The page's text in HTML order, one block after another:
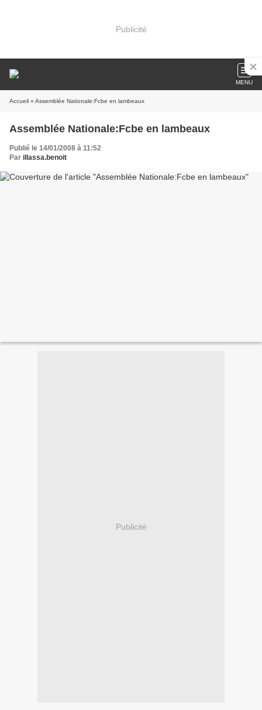
Publicité
MENU
Accueil » Assemblée Nationale:Fcbe en lambeaux
Assemblée Nationale:Fcbe en lambeaux
Publié le 14/01/2008 à 11:52
Par illassa.benoit
Publicité